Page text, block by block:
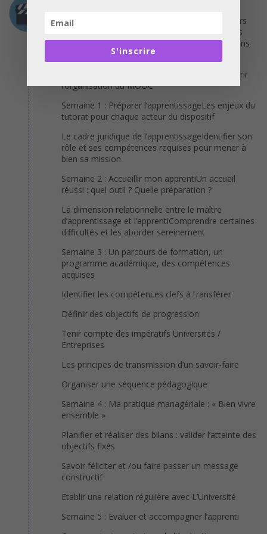
Cette rubrique obligatoire décrit le plan du cours
en listant les différentes thématiques abordées
pour chaque semaine, de manière plus ou moins
Semaine 0 : Semaine introductive pour découvrir
l’organisation du MOOC
Semaine 1 : Préparer l’apprentissageLes enjeux du
tutorat pour chaque acteur du dispositif
Le cadre juridique de l’apprentissageIdentifier son
rôle et ses compétences requises pour mener à
bien sa mission
Semaine 2 : Accueillir mon apprentiUn accueil
réussi : quel outil ? Quelle préparation ?
La dimension relationnelle entre le maître
d’apprentissage et l’apprentiComprendre certaines
difficultés et les aborder sereinement
Semaine 3 : Un parcours de formation, un
programme académique, des compétences
acquises
Identifier les compétences clefs à transférer
Définir des objectifs de progression
Tenir compte des impératifs Universités /
Entreprises
Les principes de transmission d’un savoir-faire
Organiser une séquence pédagogique
Semaine 4 : Ma pratique managériale : « Bien vivre
ensemble »
Planifier et réaliser des bilans : valider l’atteinte des
objectifs fixés
Savoir féliciter et /ou faire passer un message
constructif
Etablir une relation régulière avec L’Université
Semaine 5 : Evaluer et accompagner l’apprenti
S'inscrire